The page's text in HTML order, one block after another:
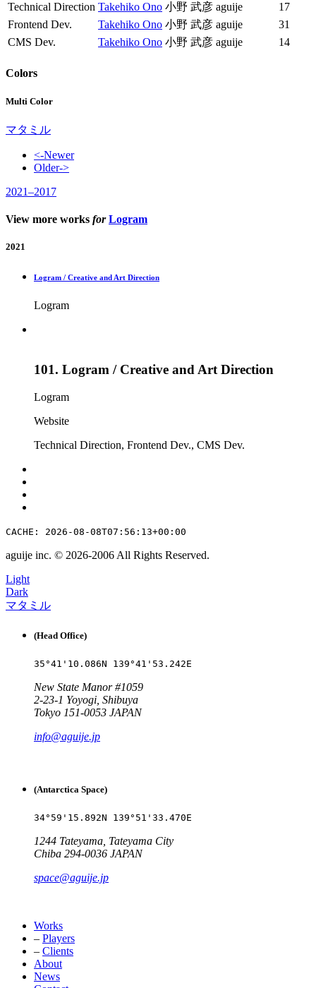
Technical Direction Takehiko Ono 小野 武彦 aguije
17
Frontend Dev.
Takehiko Ono 小野 武彦 aguije
31
CMS Dev.
Takehiko Ono 小野 武彦 aguije 14
Colors
Multi Color
マタミル
<-Newer
Older->
2021–2017
View more works for Logram
2021
Logram / Creative and Art Direction
Logram
101. Logram / Creative and Art Direction
Logram
Website
Technical Direction, Frontend Dev., CMS Dev.
CACHE: 2026-08-08T07:56:13+00:00
aguije inc. ©︎ 2026-2006 All Rights Reserved.
Light
Dark
マタミル
(Head Office)
35°41'10.086N 139°41'53.242E
New State Manor #1059
2-23-1 Yoyogi, Shibuya
Tokyo 151-0053 JAPAN
info@aguije.jp
(Antarctica Space)
34°59'15.892N 139°51'33.470E
1244 Tateyama, Tateyama City
Chiba 294-0036 JAPAN
space@aguije.jp
Works
– Players
– Clients
About
News